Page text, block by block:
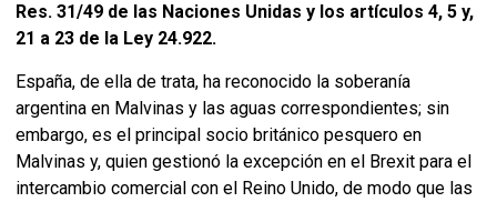
Res. 31/49 de las Naciones Unidas y los artículos 4, 5 y,
21 a 23 de la Ley 24.922.
España, de ella de trata, ha reconocido la soberanía
argentina en Malvinas y las aguas correspondientes; sin
embargo, es el principal socio británico pesquero en
Malvinas y, quien gestionó la excepción en el Brexit para el
intercambio comercial con el Reino Unido, de modo que las